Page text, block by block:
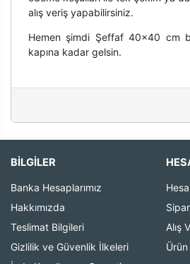
alış veriş yapabilirsiniz.
Hemen şimdi Şeffaf 40x40 cm
kapına kadar gelsin.
BİLGİLER
Banka Hesaplarımız
Hakkımızda
Teslimat Bilgileri
Gizlilik ve Güvenlik İlkeleri
Alış